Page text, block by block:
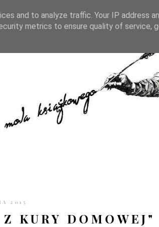
CZYTELNIA PO GODZINACH
2015
KURY DOMOWEJ"
and to analyze traffic. Your IP address
metrics to ensure quality of service,